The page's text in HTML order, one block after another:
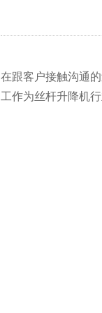
在跟客户接触沟通
工作为丝杆升降机